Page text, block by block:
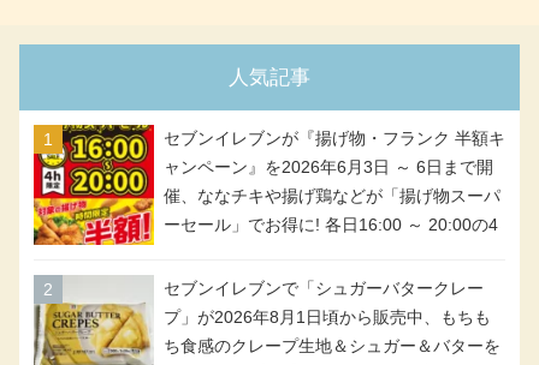
人気記事
セブンイレブンが『揚げ物・フランク 半額キ
ャンペーン』を2026年6月3日 ～ 6日まで開
催、ななチキや揚げ鶏などが「揚げ物スーパ
ーセール」でお得に! 各日16:00 ～ 20:00の4
アメリカンドッグが税抜き69円!
セブンイレブンで「シュガーバタークレー
プ」が2026年8月1日頃から販売中、もちも
ち食感のクレープ生地＆シュガー＆バターを